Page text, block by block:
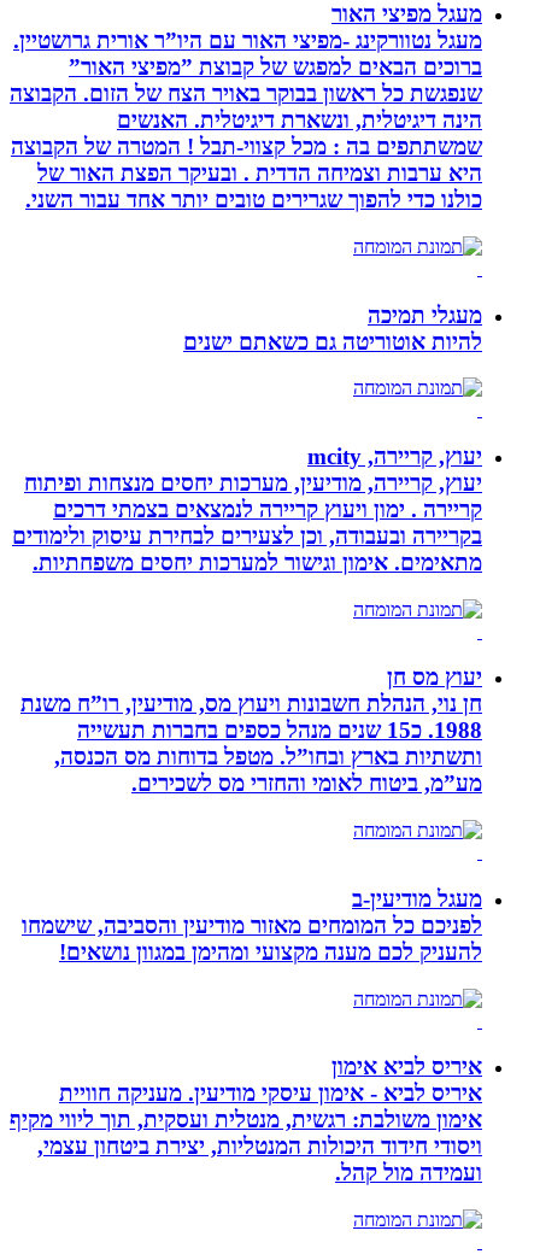
מעגל מפיצי האור
מעגל נטוורקינג -מפיצי האור עם היו”ר אורית גרושטיין.
ברוכים הבאים למפגש של קבוצת ”מפיצי האור”
שנפגשת כל ראשון בבוקר באויר הצח של הזום. הקבוצה
הינה דיגיטלית, ונשארת דיגיטלית. האנשים
שמשתתפים בה : מכל קצווי-תבל ! המטרה של הקבוצה
היא ערבות וצמיחה הדדית . ובעיקר הפצת האור של
כולנו כדי להפוך שגרירים טובים יותר אחד עבור השני.
מעגלי תמיכה
להיות אוטוריטה גם כשאתם ישנים
יעוץ, קריירה, mcity
יעוץ, קריירה, מודיעין, מערכות יחסים מנצחות ופיתוח
קריירה . ימון ויעוץ קריירה לנמצאים בצמתי דרכים
בקריירה ובעבודה, וכן לצעירים לבחירת עיסוק ולימודים
מתאימים. אימון וגישור למערכות יחסים משפחתיות.
יעוץ מס חן
חן נוי, הנהלת חשבונות ויעוץ מס, מודיעין, רו”ח משנת
1988. כ15 שנים מנהל כספים בחברות תעשייה
ותשתיות בארץ ובחו”ל. מטפל בדוחות מס הכנסה,
מע”מ, ביטוח לאומי והחזרי מס לשכירים.
מעגל מודיעין-ב
לפניכם כל המומחים מאזור מודיעין והסביבה, שישמחו
להעניק לכם מענה מקצועי ומהימן במגוון נושאים!
איריס לביא אימון
איריס לביא - אימון עיסקי מודיעין. מעניקה חוויית
אימון משולבת: רגשית, מנטלית ועסקית, תוך ליווי מקיף
ויסודי חידוד היכולות המנטליות, יצירת ביטחון עצמי,
ועמידה מול קהל.